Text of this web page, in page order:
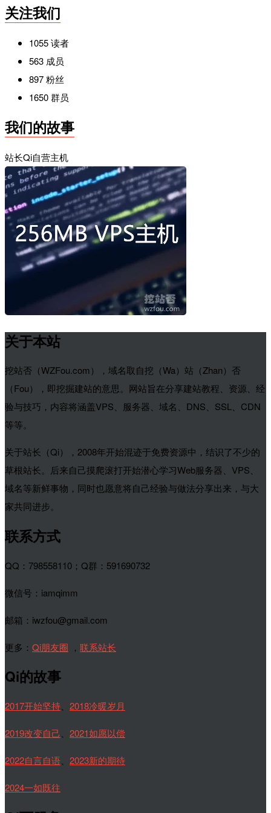
关注我们
1055读者
563 成员
897粉丝
1650群员
我们的故事
站长Qi自营主机
关于本站
挖站否（WZFou.com），域名取自挖（Wa）站（Zhan）否
（Fou），即挖掘建站的意思。网站旨在分享建站教程、资源、经
验与技巧，内容将涵盖VPS、服务器、域名、DNS、SSL、CDN
等等。
关于站长（Qi），2008年开始混迹于免费资源中，结识了不少的
草根站长。后来自己摸爬滚打开始潜心学习Web服务器、VPS、
域名等新鲜事物，同时也愿意将自己经验与做法分享出来，与大
家共同进步。
联系方式
QQ：798558110；Q群：591690732
微信号：iamqimm
邮箱：iwzfou@gmail.com
更多： Qi朋友圈 ， 联系站长
Qi的故事
2017开始坚持 2018冷暖岁月
2019改变自己 2021如愿以偿
2022自言自语 2023新的期待
2024一如既往